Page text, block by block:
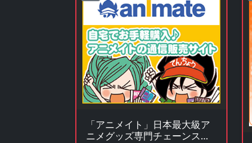
「アニメイト」日本最大級ア
ニメグッズ専門チェーンスト